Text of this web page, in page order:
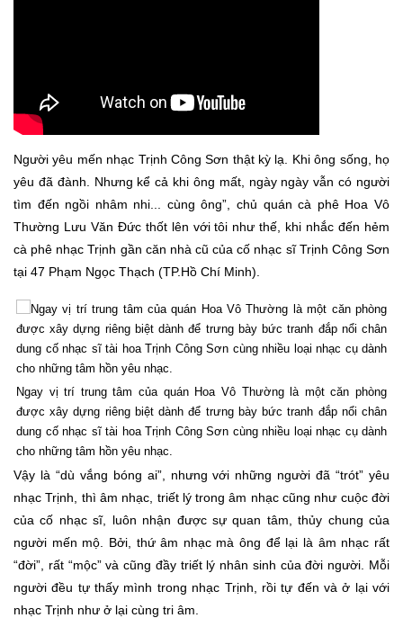
Người yêu mến nhạc Trịnh Công Sơn thật kỳ lạ. Khi ông sống, họ
yêu đã đành. Nhưng kể cả khi ông mất, ngày ngày vẫn có người
tìm đến ngồi nhâm nhi... cùng ông”, chủ quán cà phê Hoa Vô
Thường Lưu Văn Đức thốt lên với tôi như thế, khi nhắc đến hẻm
cà phê nhạc Trịnh gần căn nhà cũ của cố nhạc sĩ Trịnh Công Sơn
tại 47 Phạm Ngọc Thạch (TP.Hồ Chí Minh).
Ngay vị trí trung tâm của quán Hoa Vô Thường là một căn phòng
được xây dựng riêng biệt dành để trưng bày bức tranh đắp nổi chân
dung cố nhạc sĩ tài hoa Trịnh Công Sơn cùng nhiều loại nhạc cụ dành
cho những tâm hồn yêu nhạc.
Vậy là “dù vắng bóng ai”, nhưng với những người đã “trót” yêu
nhạc Trịnh, thì âm nhạc, triết lý trong âm nhạc cũng như cuộc đời
của cố nhạc sĩ, luôn nhận được sự quan tâm, thủy chung của
người mến mộ. Bởi, thứ âm nhạc mà ông để lại là âm nhạc rất
“đời”, rất “mộc” và cũng đầy triết lý nhân sinh của đời người. Mỗi
người đều tự thấy mình trong nhạc Trịnh, rồi tự đến và ở lại với
nhạc Trịnh như ở lại cùng tri âm.